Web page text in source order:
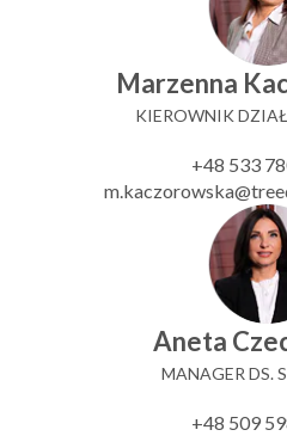
Marzenna
KIEROWNIK
+48 533
Aneta
MANAGER DS.
+48 509